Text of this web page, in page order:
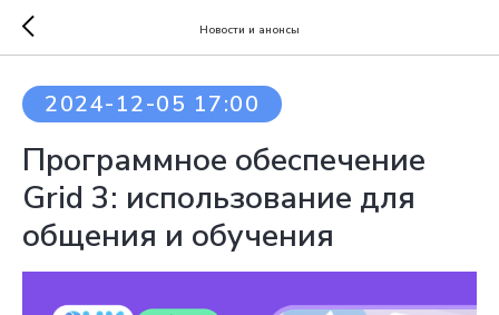
Новости и анонсы
2024-12-05 17:00
Программное обеспечение
Grid 3: использование для
общения и обучения